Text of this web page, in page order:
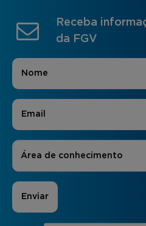
Receba
da FGV
Nome
E-mail
Áreas de Interesse
Área de conhecimento